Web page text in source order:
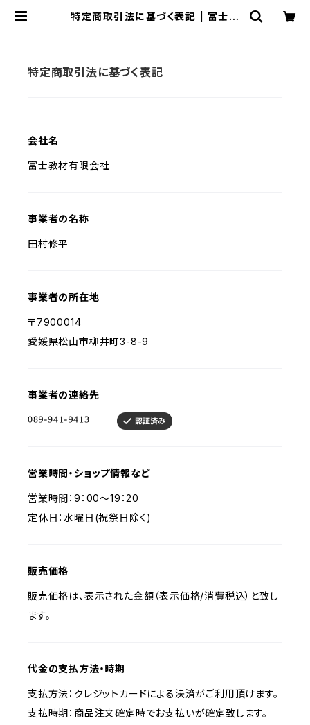
特定商取引法に基づく表記 | 富士教
特定商取引法に基づく表記
会社名
富士教材有限会社
事業者の名称
田村修平
事業者の所在地
〒7900014
愛媛県松山市柳井町3-8-9
事業者の連絡先
営業時間・ショップ情報など
営業時間：9：00～19：20
定休日：水曜日(祝祭日除く)
販売価格
販売価格は、表示された金額（表示価格/消費税込）と致し
ます。
代金の支払方法・時期
支払方法：クレジットカードによる決済がご利用頂けます。
支払時期：商品注文確定時でお支払いが確定致します。